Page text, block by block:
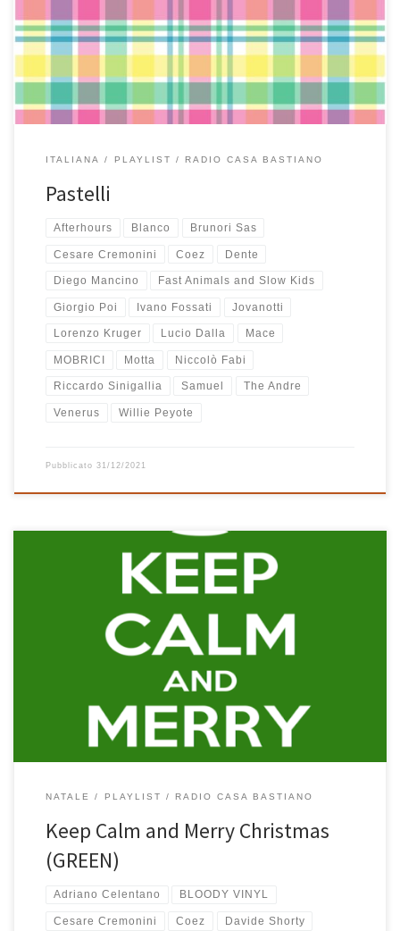
(molte) vecchie (solo 2, ma molto belle!) emozionanti (basta
ascoltare la prima). Peccato solo che la prima canzone con cui […]
ITALIANA PLAYLIST RADIO CASA BASTIANO
Pastelli
Afterhours Blanco Brunori Sas
Cesare Cremonini Coez Dente
Diego Mancino Fast Animals and Slow Kids
Giorgio Poi Ivano Fossati Jovanotti
Lorenzo Kruger Lucio Dalla Mace
MOBRICI Motta Niccolò Fabi
Riccardo Sinigallia Samuel The Andre
Venerus Willie Peyote
Pubblicato 31/12/2021
La versione GREEN di Keep Calm and Merry Christmas è tutta
italiana ed è quella preferita in casa un po’ da tutti. Ognuno canta
le sue canzoni preferite: all’Annalisa piace La Sera Dei Miracoli, a
ritroviamo, ognuno con […]
NATALE PLAYLIST RADIO CASA BASTIANO
Keep Calm and Merry Christmas
(GREEN)
Adriano Celentano BLOODY VINYL
Cesare Cremonini Coez Davide Shorty